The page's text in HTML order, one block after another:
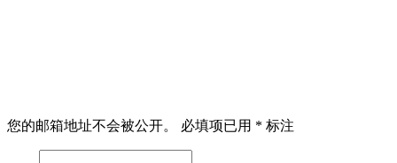
您的邮箱地址不会被公开。 必填项已用 * 标注